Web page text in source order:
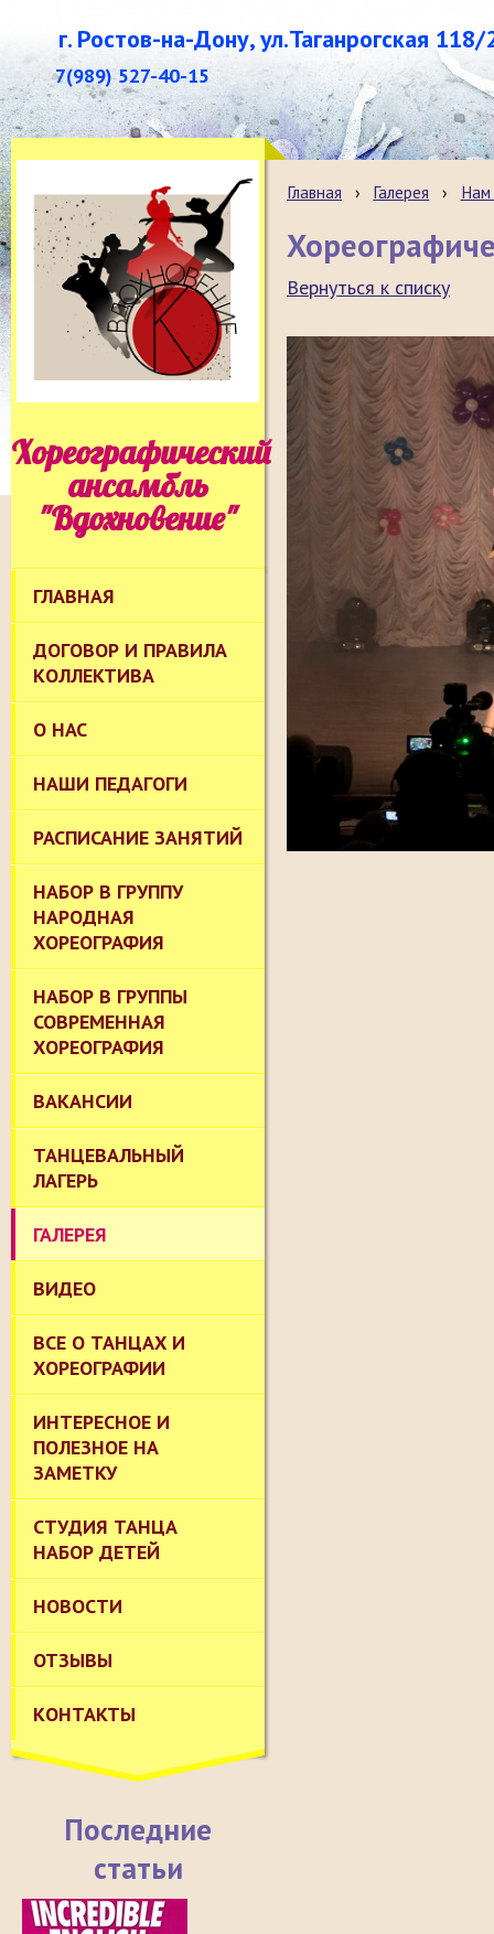
г. Ростов-на-Дону, ул.Таганрогская 118/
7(989) 527-40-15
Хореографический
ансамбль
"Вдохновение"
ГЛАВНАЯ
ДОГОВОР И ПРАВИЛА
КОЛЛЕКТИВА
О НАС
НАШИ ПЕДАГОГИ
РАСПИСАНИЕ ЗАНЯТИЙ
НАБОР В ГРУППУ
НАРОДНАЯ
ХОРЕОГРАФИЯ
НАБОР В ГРУППЫ
СОВРЕМЕННАЯ
ХОРЕОГРАФИЯ
ВАКАНСИИ
ТАНЦЕВАЛЬНЫЙ
ЛАГЕРЬ
ГАЛЕРЕЯ
ВИДЕО
ВСЕ О ТАНЦАХ И
ХОРЕОГРАФИИ
ИНТЕРЕСНОЕ И
ПОЛЕЗНОЕ НА
ЗАМЕТКУ
СТУДИЯ ТАНЦА
НАБОР ДЕТЕЙ
НОВОСТИ
ОТЗЫВЫ
КОНТАКТЫ
Последние
статьи
Главная › Галерея › Нам
Вернуться к списку